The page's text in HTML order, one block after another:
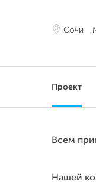
Сочи
Проект
Всем
Нашей